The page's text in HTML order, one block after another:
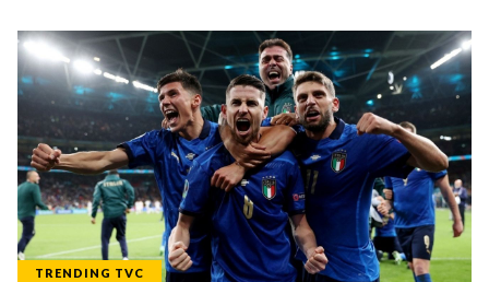
Periodo:
IR
TRENDING TVC